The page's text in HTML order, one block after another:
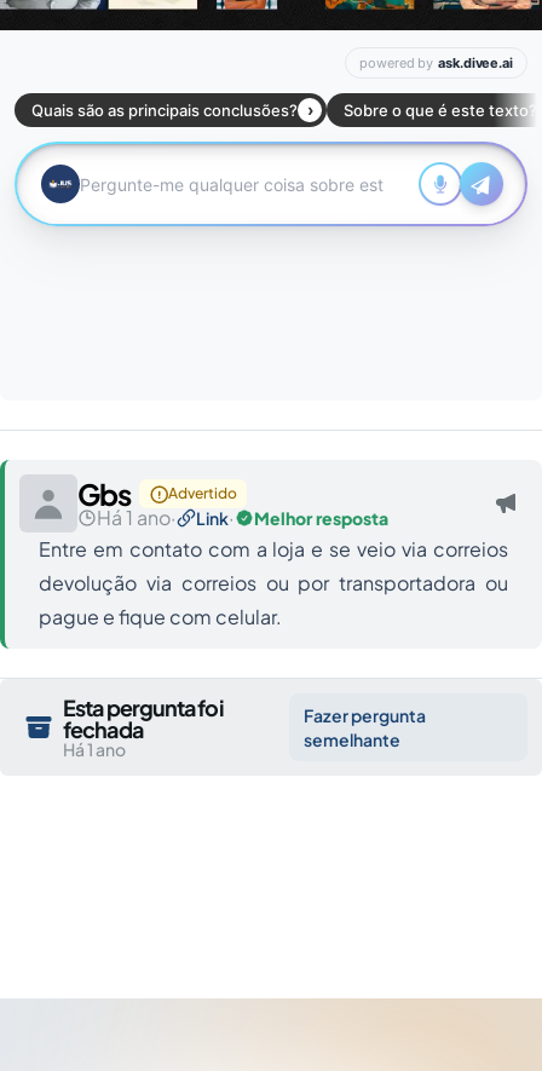
Gbs Advertido
Há 1 ano· Link· Melhor resposta
Entre em contato com a loja e se veio via correios
devolução via correios ou por transportadora ou
pague e fique com celular.
Esta pergunta foi
fechada
Há 1 ano
Fazer pergunta
semelhante